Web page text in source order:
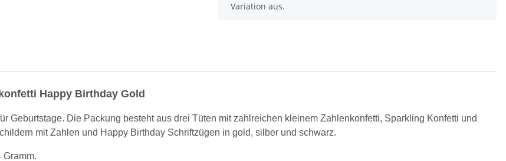
Variation aus.
anzeigen
Happy Birthday Gold
Geburtstage. Die Packung besteht aus drei Tüten mit zahlreichen kleinem Zahlenkonfetti, Sparkling Konfetti und
mit Zahlen und Happy Birthday Schriftzügen in gold, silber und schwarz.
Gramm.